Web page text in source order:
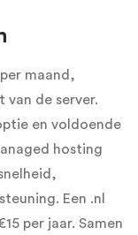
maand,
van de server.
en voldoende
hosting
Een .nl
per jaar. Samen